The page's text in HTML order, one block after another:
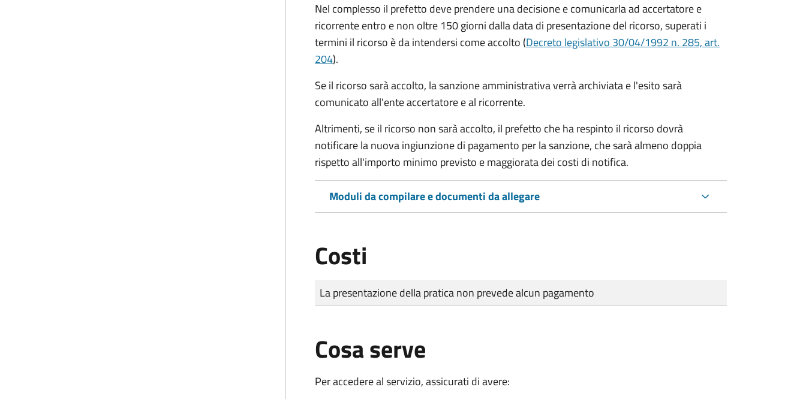
Nel complesso il prefetto deve prendere una decisione e comunicarla ad accertatore e
ricorrente entro e non oltre 150 giorni dalla data di presentazione del ricorso, superati i
termini il ricorso è da intendersi come accolto (Decreto legislativo 30/04/1992 n. 285, art.
204).
Se il ricorso sarà accolto, la sanzione amministrativa verrà archiviata e l'esito sarà
comunicato all'ente accertatore e al ricorrente.
Altrimenti, se il ricorso non sarà accolto, il prefetto che ha respinto il ricorso dovrà
notificare la nuova ingiunzione di pagamento per la sanzione, che sarà almeno doppia
rispetto all'importo minimo previsto e maggiorata dei costi di notifica.
Moduli da compilare e documenti da allegare
Costi
Tipo di pagamento
Importo
La presentazione della pratica non prevede alcun pagamento
Cosa serve
Per accedere al servizio, assicurati di avere: